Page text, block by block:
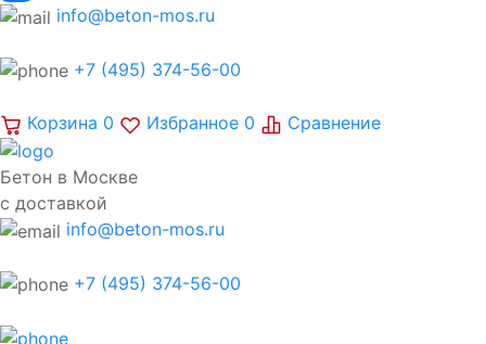
info@beton-mos.ru
+7 (495) 374-56-00
Корзина 0 Избранное 0 Сравнение
Бетон в Москве
с доставкой
info@beton-mos.ru
+7 (495) 374-56-00